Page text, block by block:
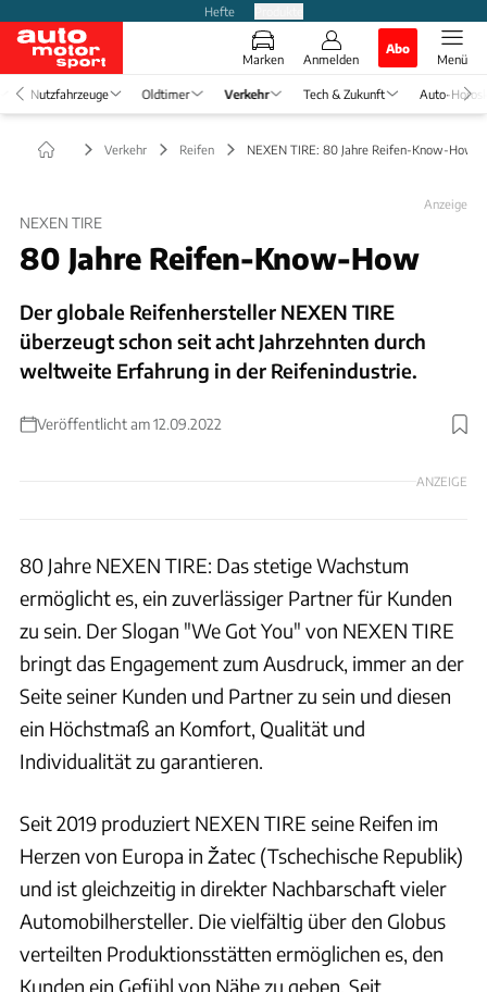
Hefte
Marken Anmelden
Abo
Menü
Nutzfahrzeuge Oldtimer Verkehr Tech & Zukunft Auto-
Verkehr Reifen NEXEN TIRE: 80 Jahre Reifen-Know-How
Anzeige
NEXEN TIRE
80 Jahre Reifen-Know-How
Der globale Reifenhersteller NEXEN TIRE
überzeugt schon seit acht Jahrzehnten durch
weltweite Erfahrung in der Reifenindustrie.
Veröffentlicht am 12.09.2022
Foto: Moment RF
ANZEIGE
80 Jahre NEXEN TIRE: Das stetige Wachstum
ermöglicht es, ein zuverlässiger Partner für Kunden
zu sein. Der Slogan "We Got You" von NEXEN TIRE
bringt das Engagement zum Ausdruck, immer an der
Seite seiner Kunden und Partner zu sein und diesen
ein Höchstmaß an Komfort, Qualität und
Individualität zu garantieren.
Seit 2019 produziert NEXEN TIRE seine Reifen im
Herzen von Europa in Žatec (Tschechische Republik)
und ist gleichzeitig in direkter Nachbarschaft vieler
Automobilhersteller. Die vielfältig über den Globus
verteilten Produktionsstätten ermöglichen es, den
Kunden ein Gefühl von Nähe zu geben. Seit